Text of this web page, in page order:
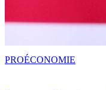
PROÉCONOMIE